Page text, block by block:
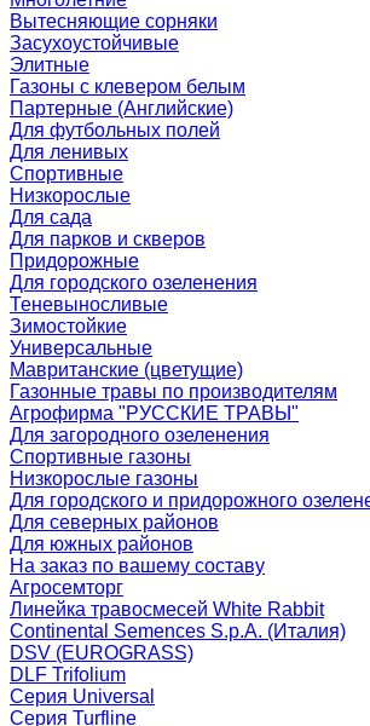
Вытесняющие сорняки
Засухоустойчивые
Элитные
Газоны с клевером белым
Партерные (Английские)
Для футбольных полей
Для ленивых
Спортивные
Низкорослые
Для сада
Для парков и скверов
Придорожные
Для городского озеленения
Теневыносливые
Зимостойкие
Универсальные
Мавританские (цветущие)
Газонные травы по производителям
Агрофирма "РУССКИЕ ТРАВЫ"
Для загородного озеленения
Спортивные газоны
Низкорослые газоны
Для городского и придорожного
Для северных районов
Для южных районов
На заказ по вашему составу
Агросемторг
Линейка травосмесей White Rabbit
Continental Semences S.p.A. (Италия)
DSV (EUROGRASS)
DLF Trifolium
Серия Universal
Серия Turfline